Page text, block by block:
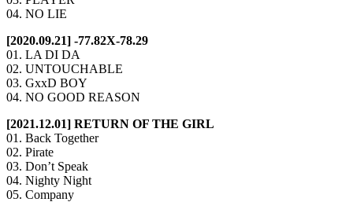
04. NO LIE
[2020.09.21] -77.82X-78.29
01. LA DI DA
02. UNTOUCHABLE
03. GxxD BOY
04. NO GOOD REASON
[2021.12.01] RETURN OF THE GIRL
01. Back Together
02. Pirate
03. Don’t Speak
04. Nighty Night
05. Company